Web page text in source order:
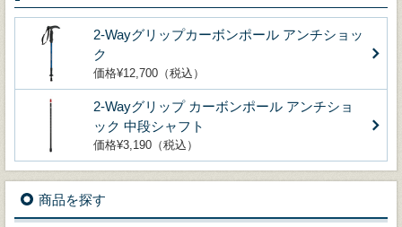
2-Wayグリップカーボンポール アンチショッ
ク
価格¥12,700（税込）
2-Wayグリップ カーボンポール アンチショ
ック 中段シャフト
価格¥3,190（税込）
商品を探す